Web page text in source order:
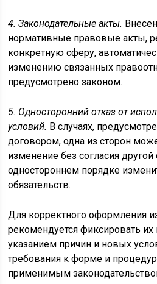
4. Законодательные акты.
нормативные правовые акты,
конкретную сферу,
изменению связанных
предусмотрено законом.
5. Односторонний отказ от
условий. В случаях,
договором, одна из сторон
изменение без согласия
одностороннем порядке
обязательств.
Для корректного оформления
рекомендуется фиксировать
указанием причин и новых
требования к форме и
применимым